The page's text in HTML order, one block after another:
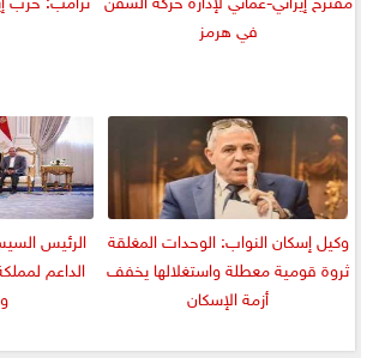
في هرمز
وكيل إسكان النواب: الوحدات المغلقة
ثروة قومية معطلة واستغلالها يخفف
أزمة الإسكان
الرئيس
الداعم